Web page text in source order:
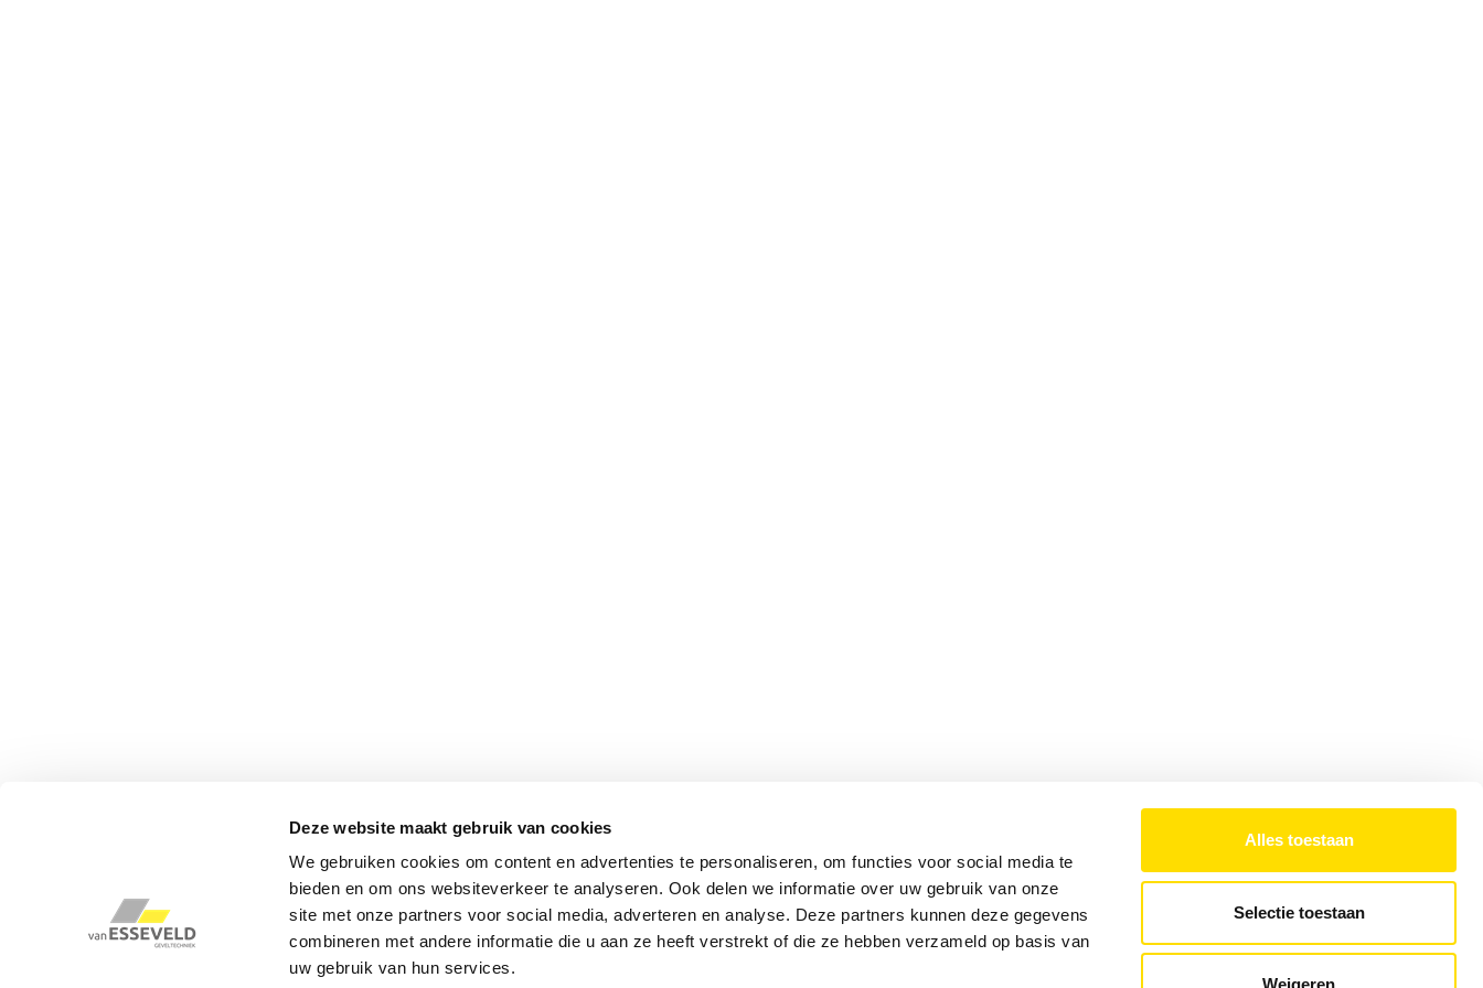
Deze website maakt gebruik van cookies
We gebruiken cookies om content en advertenties te personaliseren, om functies voor social media te
bieden en om ons websiteverkeer te analyseren. Ook delen we informatie over uw gebruik van onze
site met onze partners voor social media, adverteren en analyse. Deze partners kunnen deze gegevens
combineren met andere informatie die u aan ze heeft verstrekt of die ze hebben verzameld op basis van
uw gebruik van hun services.
Alles toestaan
Selectie toestaan
Weigeren